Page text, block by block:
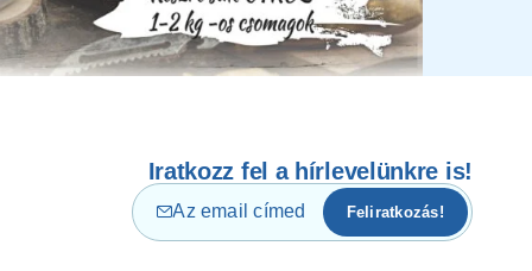
Iratkozz fel a hírlevelünkre is!